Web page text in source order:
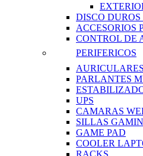
DISCO
ACCESORIOS
CONTROL DE
PERIFERICOS
AURICULARES
PARLANTES
UPS
CAMARAS
SILLAS
GAME PAD
COOLER
RACKS